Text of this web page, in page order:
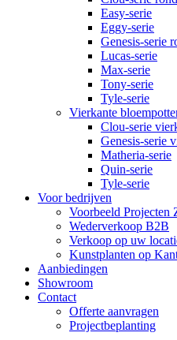
Easy-serie
Eggy-serie
Genesis-serie
Lucas-serie
Max-serie
Tony-serie
Tyle-serie
Vierkante
Clou-serie
Genesis-serie
Matheria-serie
Quin-serie
Tyle-serie
Voor bedrijven
Voorbeeld Projecten
Wederverkoop B2B
Verkoop op uw
Kunstplanten op
Aanbiedingen
Showroom
Contact
Offerte aanvragen
Projectbeplanting